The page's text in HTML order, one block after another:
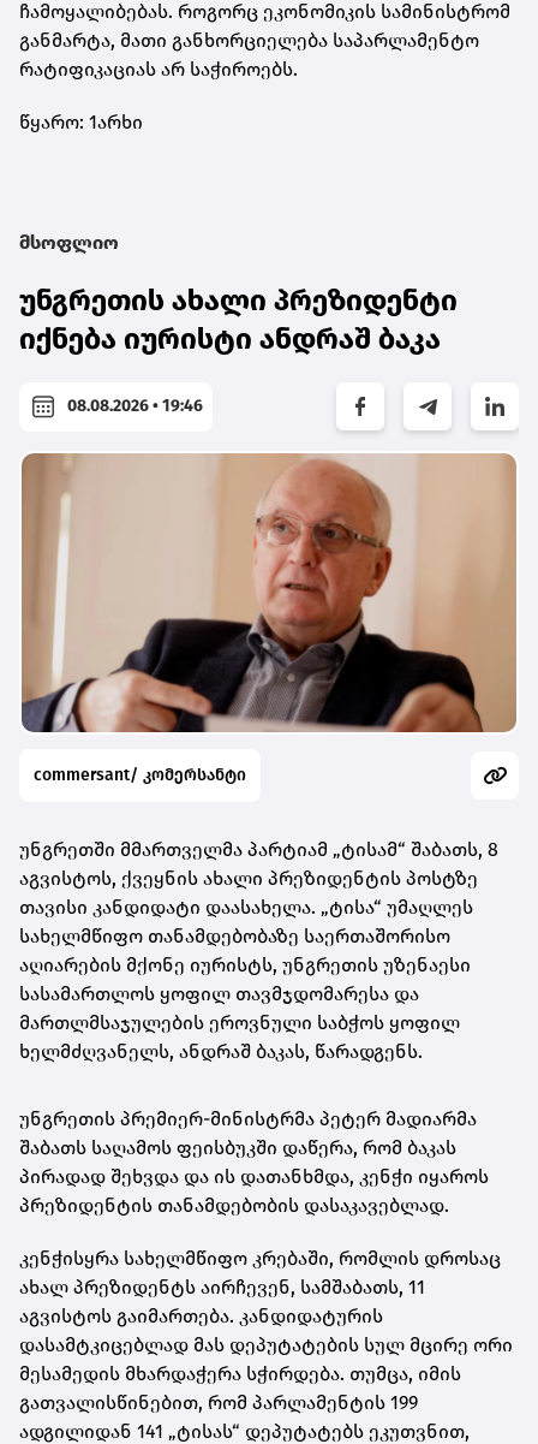
ჩამოყალიბებას. როგორც ეკონომიკის სამინისტრომ
განმარტა, მათი განხორციელება საპარლამენტო
რატიფიკაციას არ საჭიროებს.
წყარო: 1არხი
მსოფლიო
უნგრეთის ახალი პრეზიდენტი
იქნება იურისტი ანდრაშ ბაკა
08.08.2026 • 19:46
commersant/ კომერსანტი
უნგრეთში მმართველმა პარტიამ „ტისამ“ შაბათს, 8
აგვისტოს, ქვეყნის ახალი პრეზიდენტის პოსტზე
თავისი კანდიდატი დაასახელა. „ტისა“ უმაღლეს
სახელმწიფო თანამდებობაზე საერთაშორისო
აღიარების მქონე იურისტს, უნგრეთის უზენაესი
სასამართლოს ყოფილ თავმჯდომარესა და
მართლმსაჯულების ეროვნული საბჭოს ყოფილ
ხელმძღვანელს, ანდრაშ ბაკას, წარადგენს.
უნგრეთის პრემიერ-მინისტრმა პეტერ მადიარმა
შაბათს საღამოს ფეისბუკში დაწერა, რომ ბაკას
პირადად შეხვდა და ის დათანხმდა, კენჭი იყაროს
პრეზიდენტის თანამდებობის დასაკავებლად.
კენჭისყრა სახელმწიფო კრებაში, რომლის დროსაც
ახალ პრეზიდენტს აირჩევენ, სამშაბათს, 11
აგვისტოს გაიმართება. კანდიდატურის
დასამტკიცებლად მას დეპუტატების სულ მცირე ორი
მესამედის მხარდაჭერა სჭირდება. თუმცა, იმის
გათვალისწინებით, რომ პარლამენტის 199
ადგილიდან 141 „ტისას“ დეპუტატებს ეკუთვნით,